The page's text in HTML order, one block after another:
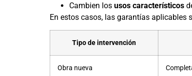
Cambien los usos característicos
En estos casos, las garantías aplicables
Tipo de intervención
Obra nueva